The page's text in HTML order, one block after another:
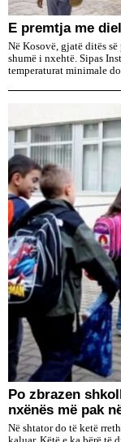
E premtja me
Në Kosovë, gjatë ditës
shumë i nxehtë. Sipas
temperaturat minimale
Po zbrazen
nxënës më pak
Në shtator do të ketë